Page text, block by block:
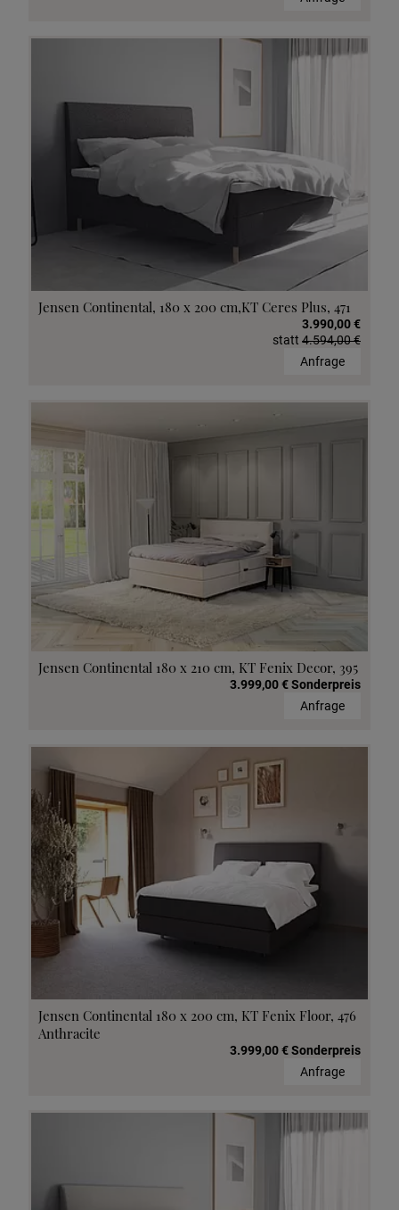
Jensen Continental, 180 x 200 cm,KT Ceres Plus, 471
3.990,00 €
statt 4.594,00 €
Anfrage
Jensen Continental 180 x 210 cm, KT Fenix Decor, 395
3.999,00 € Sonderpreis
Anfrage
Jensen Continental 180 x 200 cm, KT Fenix Floor, 476
Anthracite
3.999,00 € Sonderpreis
Anfrage